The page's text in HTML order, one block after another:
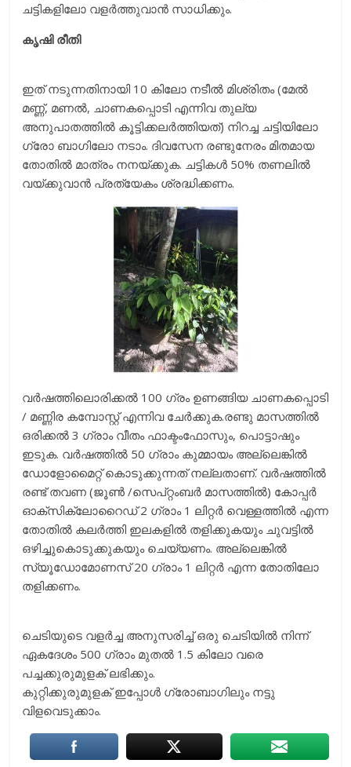
ചട്ടികളിലോ വളര്‍ത്തുവാന്‍ സാധിക്കും.
കൃഷി രീതി
ഇത് നടുന്നതിനായി 10 കിലോ നടീല്‍ മിശ്രിതം (മേല്‍
മണ്ണ്, മണല്‍, ചാണകപ്പൊടി എന്നിവ തുല്യ
അനുപാതത്തില്‍ കൂട്ടിക്കലര്‍ത്തിയത്) നിറച്ച ചട്ടിയിലോ
ഗ്രോ ബാഗിലോ നടാം. ദിവസേന രണ്ടുനേരം മിതമായ
തോതില്‍ മാത്രം നനയ്ക്കുക. ചട്ടികള്‍ 50% തണലില്‍
വയ്ക്കുവാന്‍ പ്രത്യേകം ശ്രദ്ധിക്കണം.
വര്‍ഷത്തിലൊരിക്കല്‍ 100 ഗ്രം ഉണങ്ങിയ ചാണകപ്പൊടി
/ മണ്ണിര കമ്പോസ്റ്റ് എന്നിവ ചേര്‍ക്കുക.രണ്ടു മാസത്തില്‍
ഒരിക്കല്‍ 3 ഗ്രാം വീതം ഫാക്ടംഫോസും, പൊട്ടാഷും
ഇടുക. വര്‍ഷത്തില്‍ 50 ഗ്രാം കുമ്മായം അല്ലെങ്കില്‍
ഡോളോമൈറ്റ് കൊടുക്കുന്നത് നല്ലതാണ്. വര്‍ഷത്തില്‍
രണ്ട് തവണ (ജൂണ്‍ /സെപ്റ്റംബര്‍ മാസത്തില്‍) കോപ്പര്‍
ഓക്സിക്ലോറൈഡ് 2 ഗ്രാം 1 ലിറ്റര്‍ വെള്ളത്തില്‍ എന്ന
തോതില്‍ കലര്‍ത്തി ഇലകളില്‍ തളിക്കുകയും ചുവട്ടില്‍
ഒഴിച്ചുകൊടുക്കുകയും ചെയ്യണം. അല്ലെങ്കില്‍
സ്യൂഡോമോണസ് 20 ഗ്രാം 1 ലിറ്റര്‍ എന്ന തോതിലോ
തളിക്കണം.
ചെടിയുടെ വളര്‍ച്ച അനുസരിച്ച് ഒരു ചെടിയില്‍ നിന്ന്
ഏകദേശം 500 ഗ്രാം മുതല്‍ 1.5 കിലോ വരെ
പച്ചക്കുരുമുളക് ലഭിക്കും.
കുറ്റിക്കുരുമുളക് ഇപ്പോള്‍ ഗ്രോബാഗിലും നട്ടു
വിളവെടുക്കാം.